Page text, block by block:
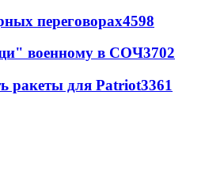
переговорах4598
военному в СОЧ3702
ракеты для Patriot3361